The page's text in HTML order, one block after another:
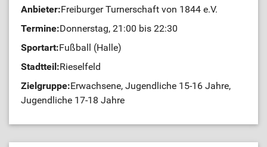
Anbieter:Freiburger Turnerschaft von 1844 e.V.
Termine:Donnerstag, 21:00 bis 22:30
Sportart:Fußball (Halle)
Stadtteil:Rieselfeld
Zielgruppe:Erwachsene, Jugendliche 15-16 Jahre,
Jugendliche 17-18 Jahre